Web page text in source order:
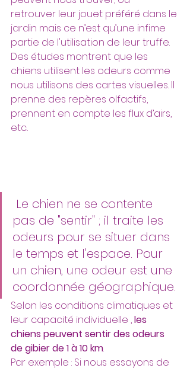
retrouver leur jouet préféré dans le
jardin mais ce n’est qu’une infime
partie de l'utilisation de leur truffe.
Des études montrent que les
chiens utilisent les odeurs comme
nous utilisons des cartes visuelles. Il
prenne des repères olfactifs,
prennent en compte les flux d’airs,
etc..
pas de "sentir" ; il traite les
odeurs pour se situer dans
le temps et l'espace. Pour
un chien, une odeur est une
coordonnée géographique.
Selon les conditions climatiques et
leur capacité individuelle , les
chiens peuvent sentir des odeurs
de gibier de 1 à 10 km.
Par exemple : Si nous essayons de